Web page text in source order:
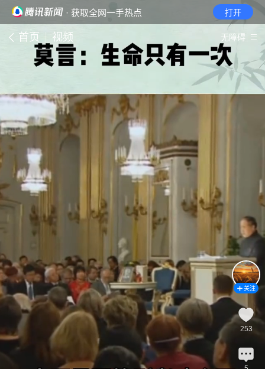
· 获取全网一手热点 打开
首页 视频 无障碍
关注
253